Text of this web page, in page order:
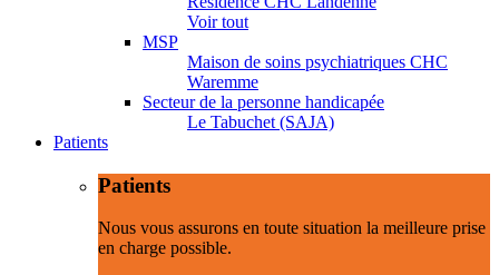
Voir tout
MSP
Maison de soins psychiatriques CHC
Waremme
Secteur de la personne handicapée
Le Tabuchet (SAJA)
Patients
Patients
Nous vous assurons en toute situation la meilleure prise
en charge possible.